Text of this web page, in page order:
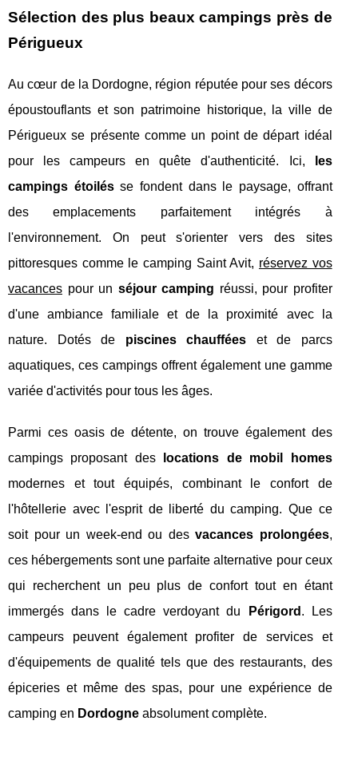
Sélection des plus beaux campings près de
Périgueux
Au cœur de la Dordogne, région réputée pour ses décors
époustouflants et son patrimoine historique, la ville de
Périgueux se présente comme un point de départ idéal
pour les campeurs en quête d'authenticité. Ici,
les
campings étoilésse fondent dans le paysage, offrant
des emplacements parfaitement intégrés à
l'environnement. On peut s'orienter vers des sites
pittoresques comme le camping Saint Avit, réservez vos
vacances pour un séjour camping réussi, pour profiter
d'une ambiance familiale et de la proximité avec la
nature. Dotés de piscines chauffées et de parcs
aquatiques, ces campings offrent également une gamme
variée d'activités pour tous les âges.
Parmi ces oasis de détente, on trouve également des
campings proposant des
locations de mobil homes
modernes et tout équipés, combinant le confort de
l'hôtellerie avec l'esprit de liberté du camping. Que ce
soit pour un week-end ou desvacances prolongées,
ces hébergements sont une parfaite alternative pour ceux
qui recherchent un peu plus de confort tout en étant
immergés dans le cadre verdoyant du
Périgord . Les
campeurs peuvent également profiter de services et
d'équipements de qualité tels que des restaurants, des
épiceries et même des spas, pour une expérience de
camping en Dordogne absolument complète.